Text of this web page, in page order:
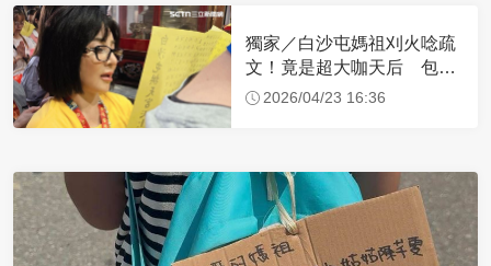
獨家／白沙屯媽祖刈火唸疏
文！竟是超大咖天后 包尿
布忍尿5小時不喊累
2026/04/23 16:36